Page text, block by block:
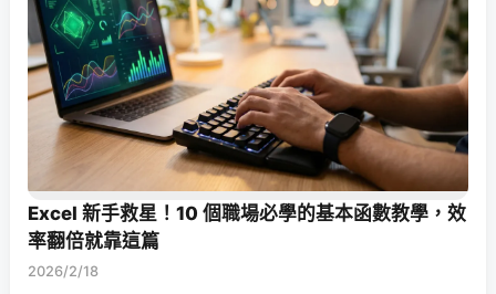
Excel 新手救星！10 個職場必學的基本函數教學，效
率翻倍就靠這篇
2026/2/18